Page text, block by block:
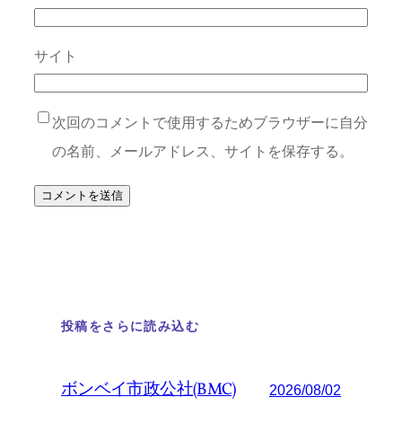
サイト
次回のコメントで使用するためブラウザーに自分
の名前、メールアドレス、サイトを保存する。
投稿をさらに読み込む
ボンベイ市政公社(BMC) 2026/08/02